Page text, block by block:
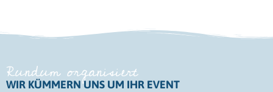
Rundum organisiert
WIR KÜMMERN UNS UM IHR EVENT